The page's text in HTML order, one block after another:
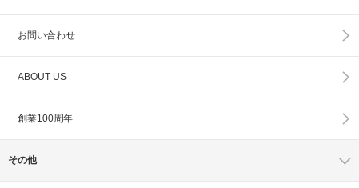
お問い合わせ
ABOUT US
創業100周年
その他